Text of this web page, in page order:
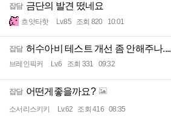
잡담 금단의 발견 떴네요
흐앗타핫 Lv.85 조회 820 10:01
잡담 허수아비 테스트 개선 좀 안해주나....
브레인픽커 Lv.6 조회 331 09:32
잡담 어떤게좋을까요?
소서리스키키 Lv.62 조회 416 08:35